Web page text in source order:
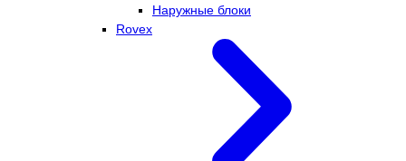
Наружные блоки
Rovex